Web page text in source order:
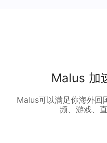
Malus 加
Malus可以满足你海外回
频、游戏、